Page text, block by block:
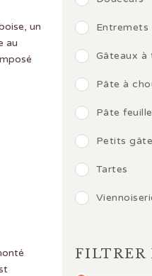
un
au
Entremets
Gâteaux à
Pâte à
Pâte
Petits
Tartes
FILTRER